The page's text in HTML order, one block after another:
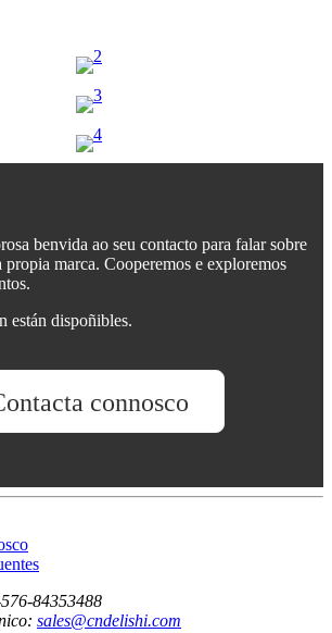
benvida ao seu contacto para falar sobre
propia marca. Cooperemos e exploremos
están dispoñibles.
connosco
84353488
sales@cndelishi.com